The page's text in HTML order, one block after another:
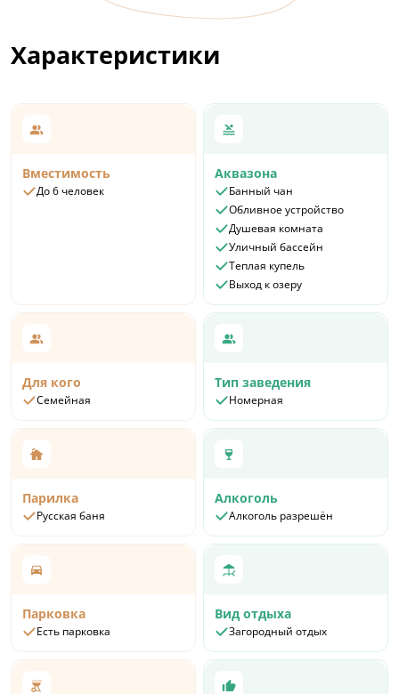
обогревателями. Внутри есть все необходимое
комната, плита, чайник, холодильник,
кофемашина, посуда и приборы. В сфере есть
место на раскладном пуфе.
Стоимость: от 6 900 ₽ за 1 ночь
Характеристики
Вместимость
До 6 человек
Аквазона
Банный чан
Обливное устройство
Душевая комната
Уличный бассейн
Теплая купель
Выход к озеру
Для кого
Семейная
Тип заведения
Номерная
Парилка
Русская баня
Алкоголь
Алкоголь разрешён
Парковка
Есть парковка
Вид отдыха
Загородный отдых